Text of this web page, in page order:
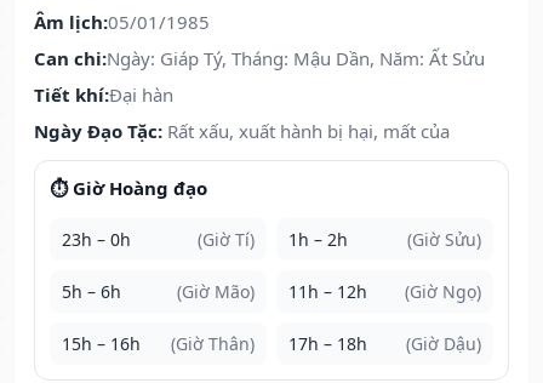
Âm lịch:05/01/1985
Can chi:Ngày: Giáp Tý, Tháng: Mậu Dần, Năm: Ất Sửu
Tiết khí:Đại hàn
Ngày Đạo Tặc: Rất xấu, xuất hành bị hại, mất của
⏱️ Giờ Hoàng đạo
23h – 0h (Giờ Tí) 1h – 2h (Giờ Sửu)
5h – 6h (Giờ Mão) 11h – 12h (Giờ Ngọ)
15h – 16h (Giờ Thân) 17h – 18h (Giờ Dậu)